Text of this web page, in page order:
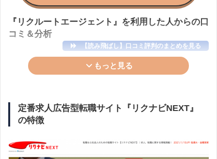
『リクルートエージェント』を利用した人からの口
コミ＆分析
【読み飛ばし】口コミ評判のまとめを見る
◆希望条件に合った／応募したくなる求人をすぐ紹介してもらえ
◆書類作成や面接対策のサポートが手厚い
◆対企業への交渉力が高い
豊富な求人を扱う『 リクルートエージェント』では、やはり利用
者からも「
もっと見る
定番求人広告型転職サイト『リクナビNEXT』
の特徴